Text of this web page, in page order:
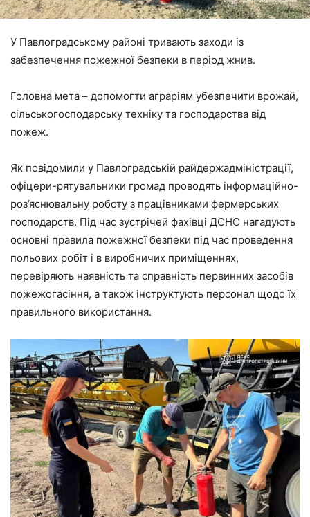
У Павлоградському районі тривають заходи із
забезпечення пожежної безпеки в період жнив.
Головна мета – допомогти аграріям убезпечити врожай,
сільськогосподарську техніку та господарства від
пожеж.
Як повідомили у Павлоградській райдержадміністрації,
офіцери-рятувальники громад проводять інформаційно-
роз’яснювальну роботу з працівниками фермерських
господарств. Під час зустрічей фахівці ДСНС нагадують
основні правила пожежної безпеки під час проведення
польових робіт і в виробничих приміщеннях,
перевіряють наявність та справність первинних засобів
пожежогасіння, а також інструктують персонал щодо їх
правильного використання.